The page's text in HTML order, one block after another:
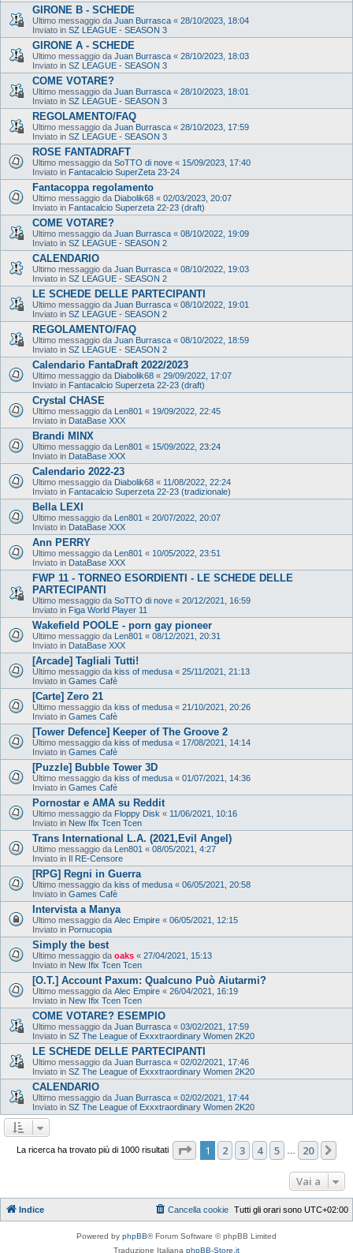
GIRONE B - SCHEDE
Ultimo messaggio da Juan Burrasca « 28/10/2023, 18:04
Inviato in SZ LEAGUE - SEASON 3
GIRONE A - SCHEDE
Ultimo messaggio da Juan Burrasca « 28/10/2023, 18:03
Inviato in SZ LEAGUE - SEASON 3
COME VOTARE?
Ultimo messaggio da Juan Burrasca « 28/10/2023, 18:01
Inviato in SZ LEAGUE - SEASON 3
REGOLAMENTO/FAQ
Ultimo messaggio da Juan Burrasca « 28/10/2023, 17:59
Inviato in SZ LEAGUE - SEASON 3
ROSE FANTADRAFT
Ultimo messaggio da SoTTO di nove « 15/09/2023, 17:40
Inviato in Fantacalcio SuperZeta 23-24
Fantacoppa regolamento
Ultimo messaggio da Diabolik68 « 02/03/2023, 20:07
Inviato in Fantacalcio Superzeta 22-23 (draft)
COME VOTARE?
Ultimo messaggio da Juan Burrasca « 08/10/2022, 19:09
Inviato in SZ LEAGUE - SEASON 2
CALENDARIO
Ultimo messaggio da Juan Burrasca « 08/10/2022, 19:03
Inviato in SZ LEAGUE - SEASON 2
LE SCHEDE DELLE PARTECIPANTI
Ultimo messaggio da Juan Burrasca « 08/10/2022, 19:01
Inviato in SZ LEAGUE - SEASON 2
REGOLAMENTO/FAQ
Ultimo messaggio da Juan Burrasca « 08/10/2022, 18:59
Inviato in SZ LEAGUE - SEASON 2
Calendario FantaDraft 2022/2023
Ultimo messaggio da Diabolik68 « 29/09/2022, 17:07
Inviato in Fantacalcio Superzeta 22-23 (draft)
Crystal CHASE
Ultimo messaggio da Len801 « 19/09/2022, 22:45
Inviato in DataBase XXX
Brandi MINX
Ultimo messaggio da Len801 « 15/09/2022, 23:24
Inviato in DataBase XXX
Calendario 2022-23
Ultimo messaggio da Diabolik68 « 11/08/2022, 22:24
Inviato in Fantacalcio Superzeta 22-23 (tradizionale)
Bella LEXI
Ultimo messaggio da Len801 « 20/07/2022, 20:07
Inviato in DataBase XXX
Ann PERRY
Ultimo messaggio da Len801 « 10/05/2022, 23:51
Inviato in DataBase XXX
FWP 11 - TORNEO ESORDIENTI - LE SCHEDE DELLE
PARTECIPANTI
Ultimo messaggio da SoTTO di nove « 20/12/2021, 16:59
Inviato in Figa World Player 11
Wakefield POOLE - porn gay pioneer
Ultimo messaggio da Len801 « 08/12/2021, 20:31
Inviato in DataBase XXX
[Arcade] Tagliali Tutti!
Ultimo messaggio da kiss of medusa « 25/11/2021, 21:13
Inviato in Games Cafè
[Carte] Zero 21
Ultimo messaggio da kiss of medusa « 21/10/2021, 20:26
Inviato in Games Cafè
[Tower Defence] Keeper of The Groove 2
Ultimo messaggio da kiss of medusa « 17/08/2021, 14:14
Inviato in Games Cafè
[Puzzle] Bubble Tower 3D
Ultimo messaggio da kiss of medusa « 01/07/2021, 14:36
Inviato in Games Cafè
Pornostar e AMA su Reddit
Ultimo messaggio da Floppy Disk « 11/06/2021, 10:16
Inviato in New Ifix Tcen Tcen
Trans International L.A. (2021,Evil Angel)
Ultimo messaggio da Len801 « 08/05/2021, 4:27
Inviato in Il RE-Censore
[RPG] Regni in Guerra
Ultimo messaggio da kiss of medusa « 06/05/2021, 20:58
Inviato in Games Cafè
Intervista a Manya
Ultimo messaggio da Alec Empire « 06/05/2021, 12:15
Inviato in Pornucopia
Simply the best
Ultimo messaggio da oaks « 27/04/2021, 15:13
Inviato in New Ifix Tcen Tcen
[O.T.] Account Paxum: Qualcuno Può Aiutarmi?
Ultimo messaggio da Alec Empire « 26/04/2021, 16:19
Inviato in New Ifix Tcen Tcen
COME VOTARE? ESEMPIO
Ultimo messaggio da Juan Burrasca « 03/02/2021, 17:59
Inviato in SZ The League of Exxxtraordinary Women 2K20
LE SCHEDE DELLE PARTECIPANTI
Ultimo messaggio da Juan Burrasca « 02/02/2021, 17:46
Inviato in SZ The League of Exxxtraordinary Women 2K20
CALENDARIO
Ultimo messaggio da Juan Burrasca « 02/02/2021, 17:44
Inviato in SZ The League of Exxxtraordinary Women 2K20
La ricerca ha trovato più di 1000 risultati Pagina di 20
1 2 3 4 5 20
Vai a
Indice Tutti gli orari sono UTC+02:00
Cancella cookie
Powered by phpBB® Forum Software © phpBB Limited
Traduzione Italiana phpBB-Store.it